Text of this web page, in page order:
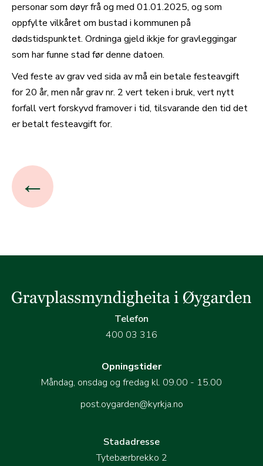
personar som døyr frå og med 01.01.2025, og som
oppfylte vilkåret om bustad i kommunen på
dødstidspunktet. Ordninga gjeld ikkje for gravleggingar
som har funne stad før denne datoen.
Ved feste av grav ved sida av må ein betale festeavgift
for 20 år, men når grav nr. 2 vert teken i bruk, vert nytt
forfall vert forskyvd framover i tid, tilsvarande den tid det
er betalt festeavgift for.
←
Telefon
400 03 316
Opningstider
Måndag, onsdag og fredag kl. 09.00 - 15.00
post.oygarden@kyrkja.no
Stadadresse
Tytebærbrekko 2